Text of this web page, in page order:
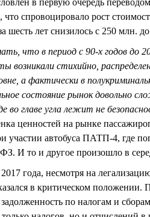
в первую очередь
спровоцировало рост
шесть лет снизилось с 250 млн.
что в период с 90-х годов до
возникали стихийно,
а фактически в
состояние рынок довольно
во главе угла лежит не
ценностей на рынке
участии автобуса ПАТП-4, где
И то и другое произошло в
года, несмотря на
в критическом положении.
по налогам и